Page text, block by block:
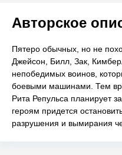
Авторское
Пятеро обычных, но не
Джейсон, Билл, Зак,
непобедимых воинов,
боевыми машинами. Тем
Рита Репульса планирует
героям придется
разрушения и вымирания